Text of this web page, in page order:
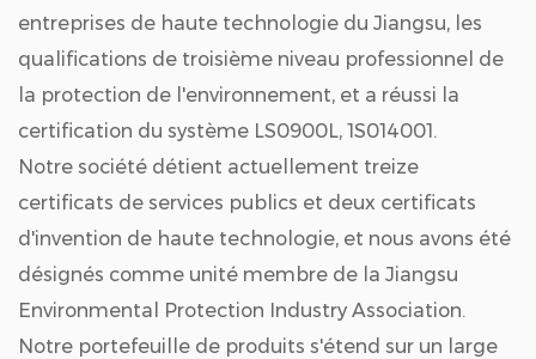
entreprises de haute technologie du Jiangsu, les
qualifications de troisième niveau professionnel de
la protection de l'environnement, et a réussi la
certification du système LS0900L, 1S014001.
Notre société détient actuellement treize
certificats de services publics et deux certificats
d'invention de haute technologie, et nous avons été
désignés comme unité membre de la Jiangsu
Environmental Protection Industry Association.
Notre portefeuille de produits s'étend sur un large